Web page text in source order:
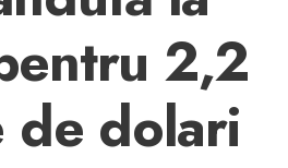
2,2
de dolari